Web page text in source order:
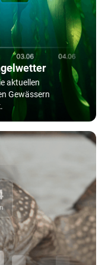
aktuellen
Gewässern